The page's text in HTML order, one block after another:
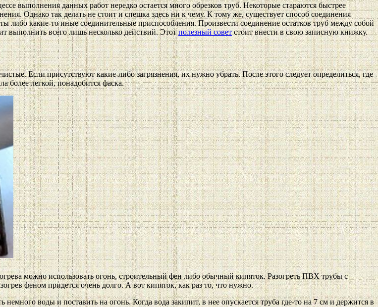
выполнения данных работ нередко остается много обрезков труб. Некоторые стараются быстрее
Однако так делать не стоит и спешка здесь ни к чему. К тому же, существует способ соединения
либо какие-то иные соединительные приспособления. Произвести соединение остатков труб между собой
выполнить всего лишь несколько действий. Этотполезный советстоит внести в свою записную книжку.
Если присутствуют какие-либо загрязнения, их нужно убрать. После этого следует определиться, где
более легкой, понадобится фаска.
можно использовать огонь, строительный фен либо обычный кипяток. Разогреть ПВХ трубы с
феном придется очень долго. А вот кипяток, как раз то, что нужно.
воды и поставить на огонь. Когда вода закипит, в нее опускается труба где-то на 7 см и держится в